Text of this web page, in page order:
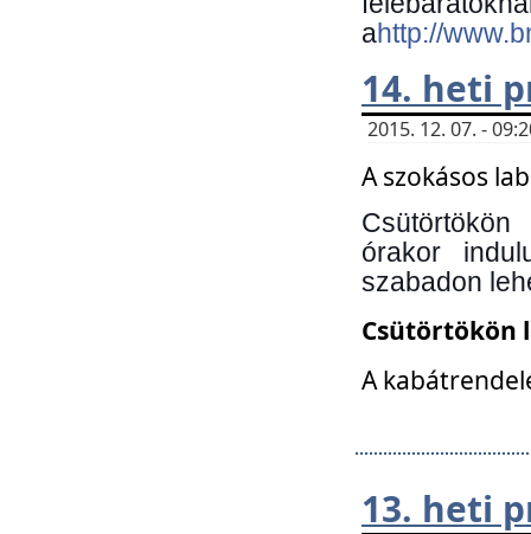
ahttp://
14. heti
2015. 12. 07. -
A szokásos
órakor
szabadon
Csütörtökön
A
13. heti